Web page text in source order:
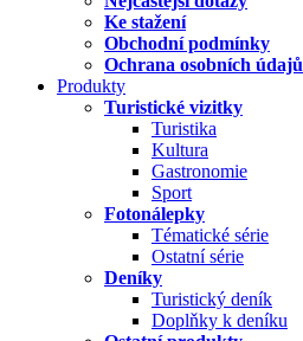
Ke stažení
Obchodní podmínky
Ochrana osobních údajů
Produkty
Turistické vizitky
Turistika
Kultura
Gastronomie
Sport
Fotonálepky
Tématické série
Ostatní série
Deníky
Turistický deník
Doplňky k deníku